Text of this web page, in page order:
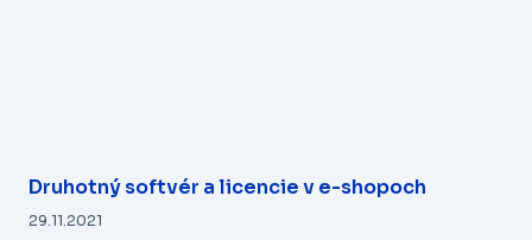
Druhotný softvér a licencie v e-shopoch
29.11.2021